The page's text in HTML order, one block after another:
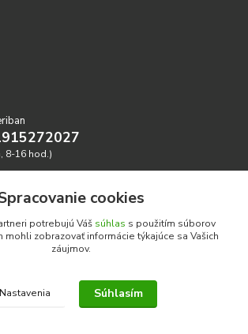
8-16 hod.)
prírodné akvária: AkvaShop s.r.o. • IBAN:
SK3911000000002947087849
cookies
potrebujú Váš súhlas s použitím súborov
mohli zobrazovať informácie týkajúce sa Vašich
záujmov.
Nastavenia Súhlasím